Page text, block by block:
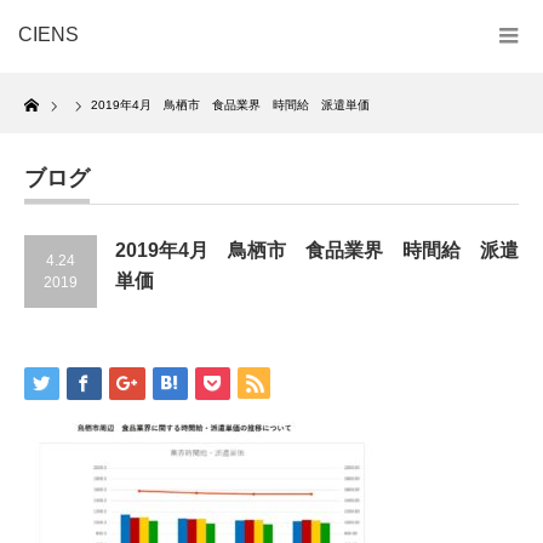
CIENS
Home
2019年4月 鳥栖市 食品業界 時間給 派遣単価
ブログ
4.24
2019
2019年4月 鳥栖市 食品業界 時間給 派遣
単価